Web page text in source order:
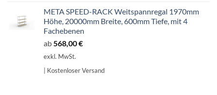
META SPEED-RACK Weitspannregal 1970mm
Höhe, 20000mm Breite, 600mm Tiefe, mit 4
Fachebenen
ab 568,00€
exkl. MwSt.
| Kostenloser Versand